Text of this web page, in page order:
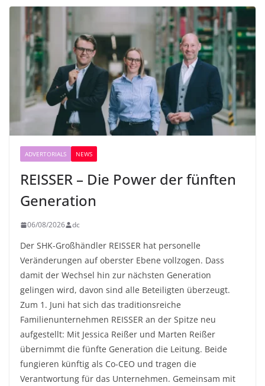
ADVERTORIALS NEWS
REISSER – Die Power der fünften
Generation
06/08/2026 dc
Der SHK-Großhändler REISSER hat personelle
Veränderungen auf oberster Ebene vollzogen. Dass
damit der Wechsel hin zur nächsten Generation
gelingen wird, davon sind alle Beteiligten überzeugt.
Zum 1. Juni hat sich das traditionsreiche
Familienunternehmen REISSER an der Spitze neu
aufgestellt: Mit Jessica Reißer und Marten Reißer
übernimmt die fünfte Generation die Leitung. Beide
fungieren künftig als Co-CEO und tragen die
Verantwortung für das Unternehmen. Gemeinsam mit